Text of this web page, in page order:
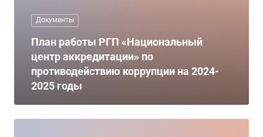
Документы
План работы РГП «Национальный
центр аккредитации» по
противодействию коррупции на 2024-
2025 годы